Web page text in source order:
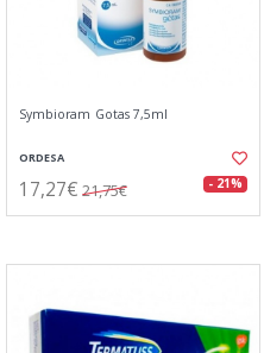
Symbioram Gotas 7,5ml
ORDESA
17,27€ 21,75€ - 21%